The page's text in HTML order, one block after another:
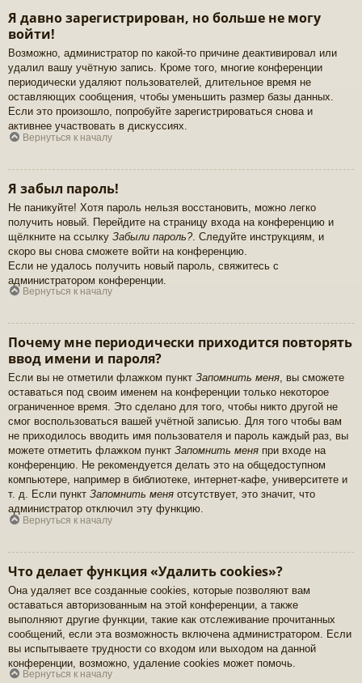
Я давно зарегистрирован, но больше не могу
войти!
Возможно, администратор по какой-то причине деактивировал или
удалил вашу учётную запись. Кроме того, многие конференции
периодически удаляют пользователей, длительное время не
оставляющих сообщения, чтобы уменьшить размер базы данных.
Если это произошло, попробуйте зарегистрироваться снова и
активнее участвовать в дискуссиях.
Вернуться к началу
Я забыл пароль!
Не паникуйте! Хотя пароль нельзя восстановить, можно легко
получить новый. Перейдите на страницу входа на конференцию и
щёлкните на ссылку Забыли пароль?. Следуйте инструкциям, и
скоро вы снова сможете войти на конференцию.
Если не удалось получить новый пароль, свяжитесь с
администратором конференции.
Вернуться к началу
Почему мне периодически приходится повторять
ввод имени и пароля?
Если вы не отметили флажком пункт Запомнить меня, вы сможете
оставаться под своим именем на конференции только некоторое
ограниченное время. Это сделано для того, чтобы никто другой не
смог воспользоваться вашей учётной записью. Для того чтобы вам
не приходилось вводить имя пользователя и пароль каждый раз, вы
можете отметить флажком пункт Запомнить меня при входе на
конференцию. Не рекомендуется делать это на общедоступном
компьютере, например в библиотеке, интернет-кафе, университете и
т. д. Если пункт Запомнить меня отсутствует, это значит, что
администратор отключил эту функцию.
Вернуться к началу
Что делает функция «Удалить cookies»?
Она удаляет все созданные cookies, которые позволяют вам
оставаться авторизованным на этой конференции, а также
выполняют другие функции, такие как отслеживание прочитанных
сообщений, если эта возможность включена администратором. Если
вы испытываете трудности со входом или выходом на данной
конференции, возможно, удаление cookies может помочь.
Вернуться к началу